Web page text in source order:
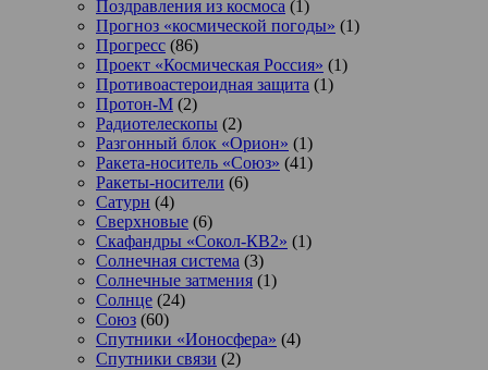
Поздравления из космоса (1)
Прогноз «космической погоды» (1)
Прогресс (86)
Проект «Космическая Россия» (1)
Противоастероидная защита (1)
Протон-М (2)
Радиотелескопы (2)
Разгонный блок «Орион» (1)
Ракета-носитель «Союз» (41)
Ракеты-носители (6)
Сатурн (4)
Сверхновые (6)
Скафандры «Сокол-КВ2» (1)
Солнечная система (3)
Солнечные затмения (1)
Солнце (24)
Союз (60)
Спутники «Ионосфера» (4)
Спутники связи (2)